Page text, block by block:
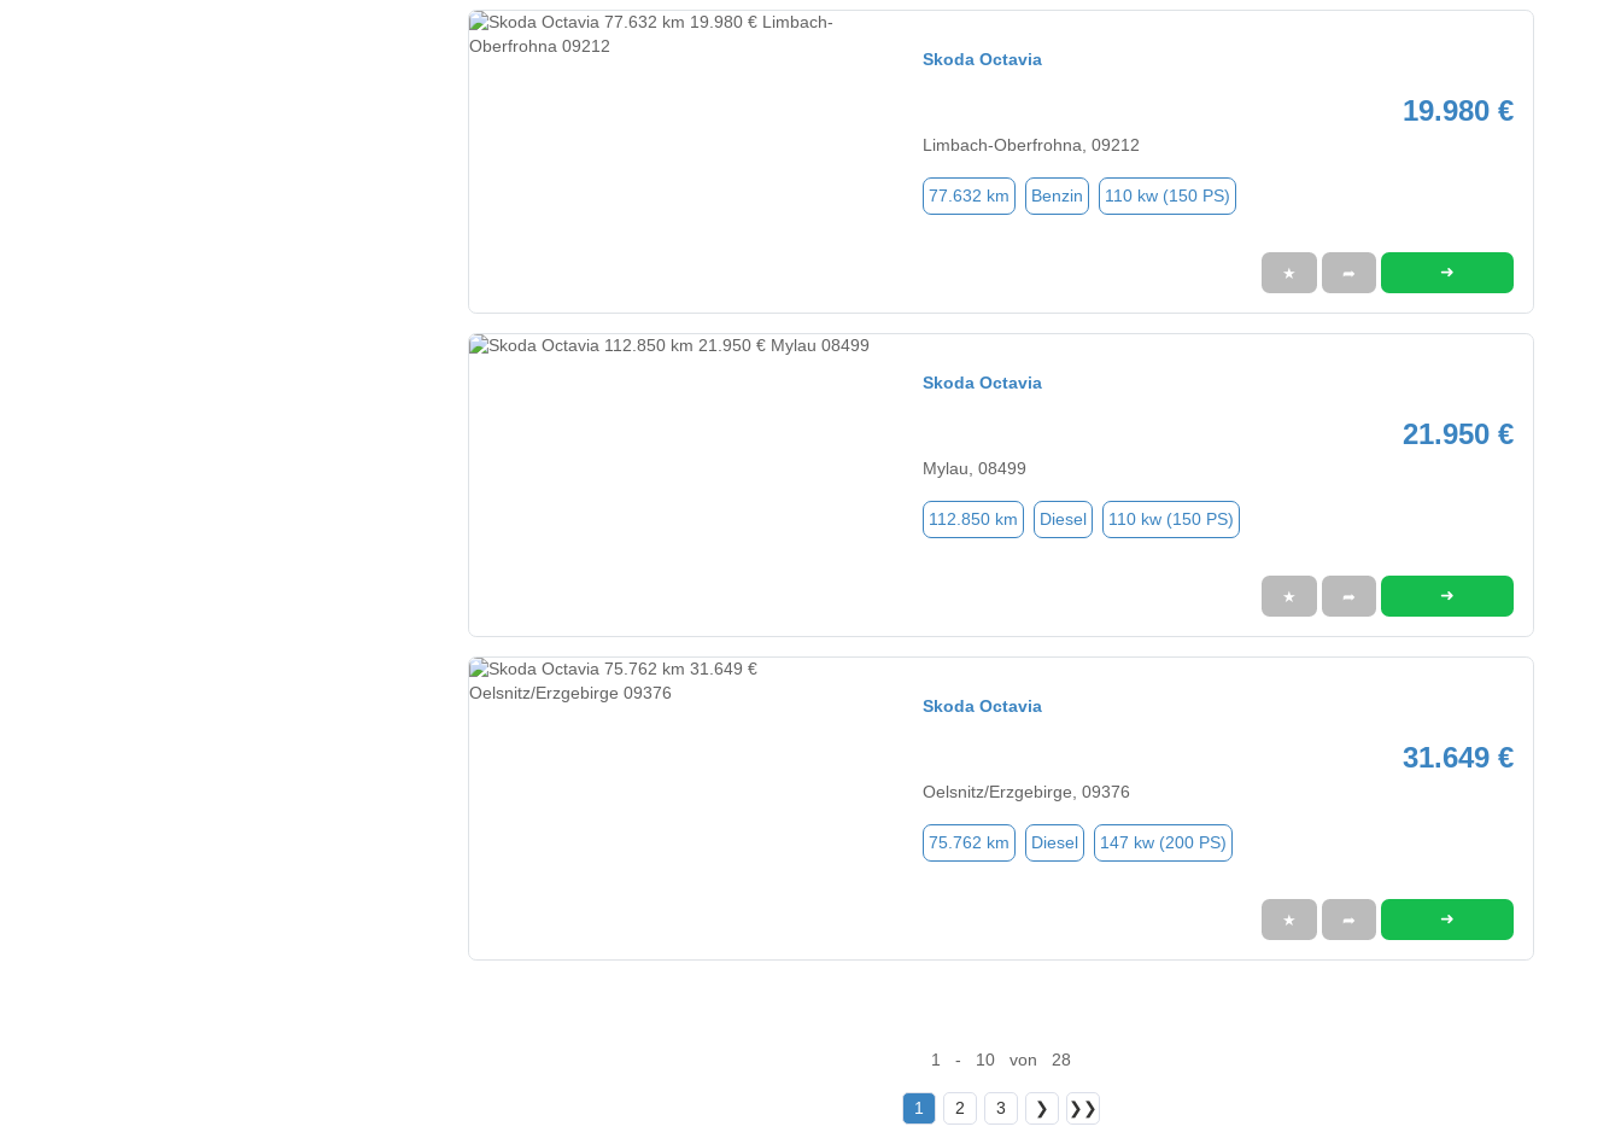
Skoda Octavia
19.980 €
Limbach-Oberfrohna, 09212
77.632 km Benzin 110 kw (150 PS)
★ ➦ ➜
Skoda Octavia
21.950 €
Mylau, 08499
112.850 km Diesel 110 kw (150 PS)
★ ➦ ➜
Skoda Octavia
31.649 €
Oelsnitz/Erzgebirge, 09376
75.762 km Diesel 147 kw (200 PS)
★ ➦ ➜
1 - 10 von 28
1 2 3 ❯ ❯❯